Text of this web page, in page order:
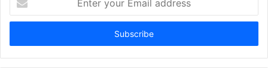
your
Email